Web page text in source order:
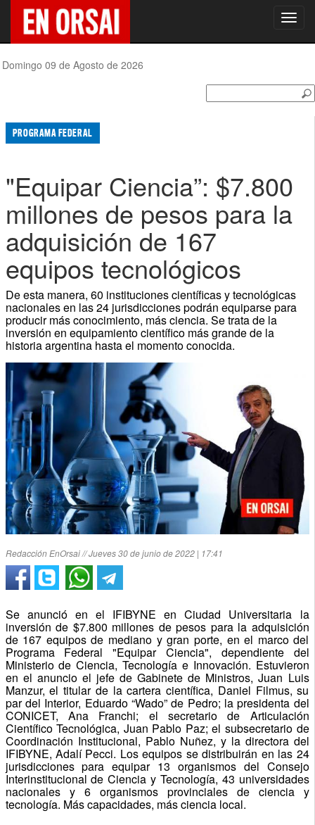
Domingo 09 de Agosto de 2026
PROGRAMA FEDERAL
"Equipar Ciencia”: $7.800
millones de pesos para la
adquisición de 167
equipos tecnológicos
De esta manera, 60 instituciones científicas y tecnológicas
nacionales en las 24 jurisdicciones podrán equiparse para
producir más conocimiento, más ciencia. Se trata de la
inversión en equipamiento científico más grande de la
historia argentina hasta el momento conocida.
Redacción EnOrsai // Jueves 30 de junio de 2022 | 17:41
Se anunció en el IFIBYNE en Ciudad Universitaria la
inversión de $7.800 millones de pesos para la adquisición
de 167 equipos de mediano y gran porte, en el marco del
Programa Federal "Equipar Ciencia", dependiente del
Ministerio de Ciencia, Tecnología e Innovación. Estuvieron
en el anuncio el jefe de Gabinete de Ministros, Juan Luis
Manzur, el titular de la cartera científica, Daniel Filmus, su
par del Interior, Eduardo “Wado” de Pedro; la presidenta del
CONICET, Ana Franchi; el secretario de Articulación
Científico Tecnológica, Juan Pablo Paz; el subsecretario de
Coordinación Institucional, Pablo Nuñez, y la directora del
IFIBYNE, Adalí Pecci. Los equipos se distribuirán en las 24
jurisdicciones para equipar 13 organismos del Consejo
Interinstitucional de Ciencia y Tecnología, 43 universidades
nacionales y 6 organismos provinciales de ciencia y
tecnología. Más capacidades, más ciencia local.